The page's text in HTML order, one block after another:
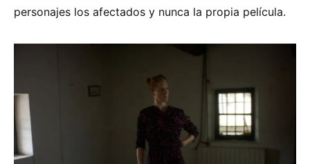
personajes los afectados y nunca la propia película.